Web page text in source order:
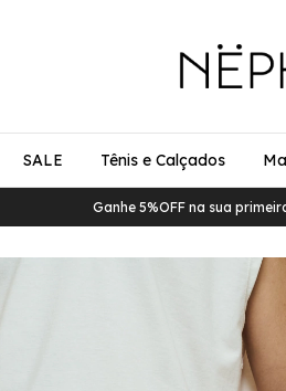
SALE Tênis e Calçados
Ganhe 5%OFF na sua